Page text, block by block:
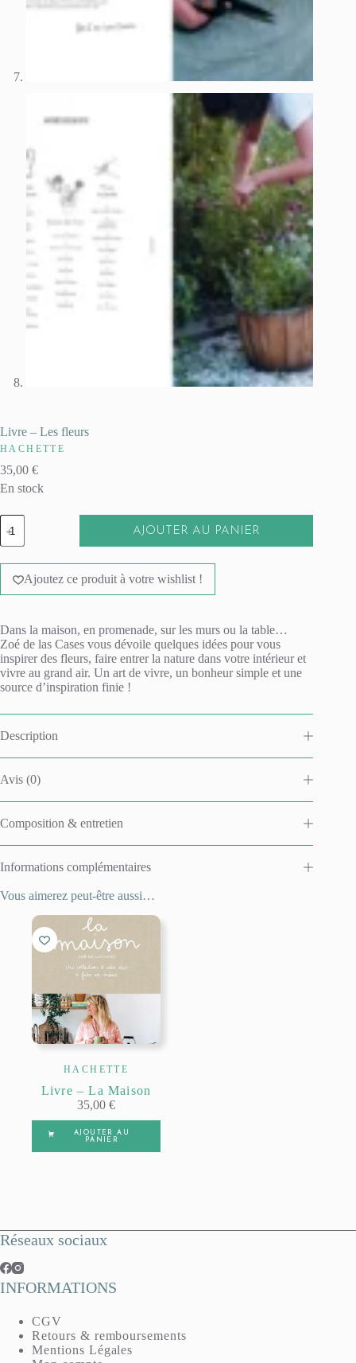
Livre – Les fleurs
HACHETTE
35,00 €
En stock
quantité
de
Livre
-
Les
fleurs
AJOUTER AU PANIER
l
e
n
a
t
i
v
:
Ajoutez ce produit à votre wishlist !
Dans la maison, en promenade, sur les murs ou la table…
Zoé de las Cases vous dévoile quelques idées pour vous
inspirer des fleurs, faire entrer la nature dans votre intérieur et
vivre au grand air. Un art de vivre, un bonheur simple et une
source d’inspiration finie !
Description
Avis (0)
Composition & entretien
Informations complémentaires
Vous aimerez peut-être aussi…
HACHETTE
Livre – La Maison
35,00€
AJOUTER AU
PANIER
Réseaux sociaux
INFORMATIONS
CGV
Retours & remboursements
Mentions Légales